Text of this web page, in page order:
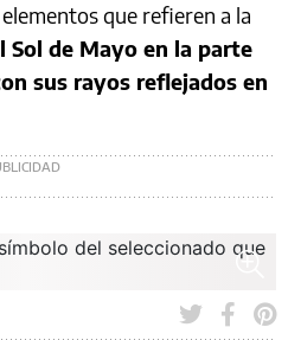
que refieren a la
Sol de Mayo en la parte
sus rayos reflejados en